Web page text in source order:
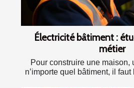
Électricité bâtiment :
métier
Pour construire une maison,
n’importe quel bâtiment, il faut